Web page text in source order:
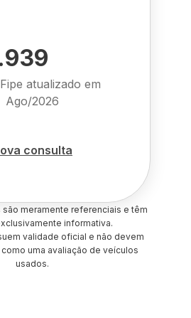
atualizado em
Ago/2026
consulta
meramente referenciais e têm
informativa.
validade oficial e não devem
uma avaliação de veículos
usados.